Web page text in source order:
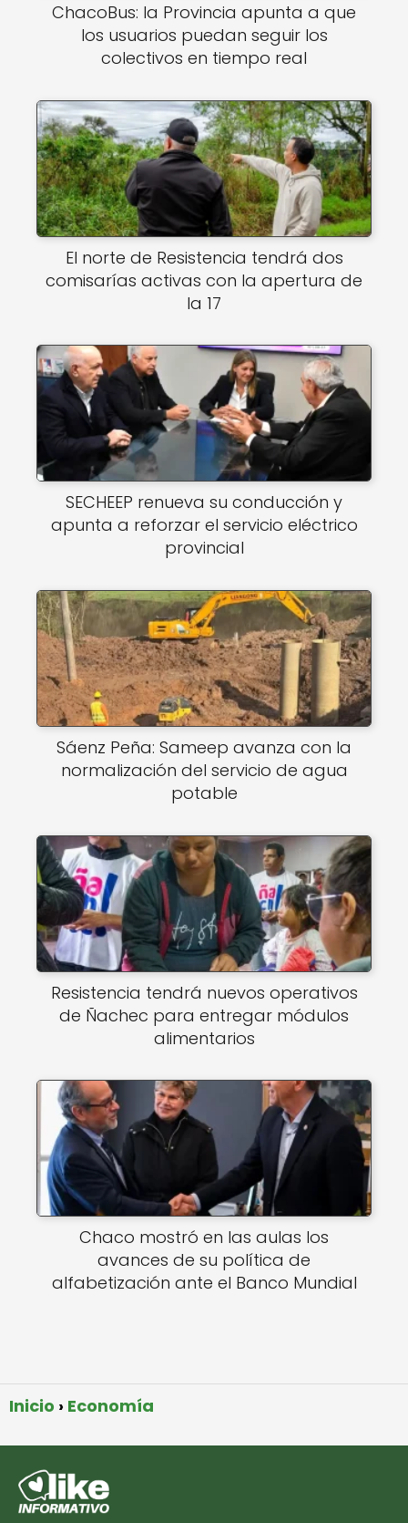
ChacoBus: la Provincia apunta a que
los usuarios puedan seguir los
colectivos en tiempo real
El norte de Resistencia tendrá dos
comisarías activas con la apertura de
la 17
SECHEEP renueva su conducción y
apunta a reforzar el servicio eléctrico
provincial
Sáenz Peña: Sameep avanza con la
normalización del servicio de agua
potable
Resistencia tendrá nuevos operativos
de Ñachec para entregar módulos
alimentarios
Chaco mostró en las aulas los
avances de su política de
alfabetización ante el Banco Mundial
Inicio Economía